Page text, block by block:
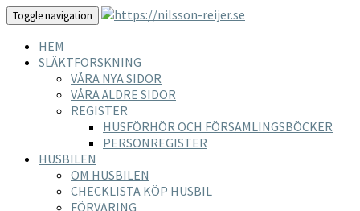
Toggle navigation
HEM
SLÄKTFORSKNING
VÅRA NYA SIDOR
VÅRA ÄLDRE SIDOR
REGISTER
HUSFÖRHÖR OCH FÖRSAMLINGSBÖCKER
PERSONREGISTER
HUSBILEN
OM HUSBILEN
CHECKLISTA KÖP HUSBIL
FÖRVARING